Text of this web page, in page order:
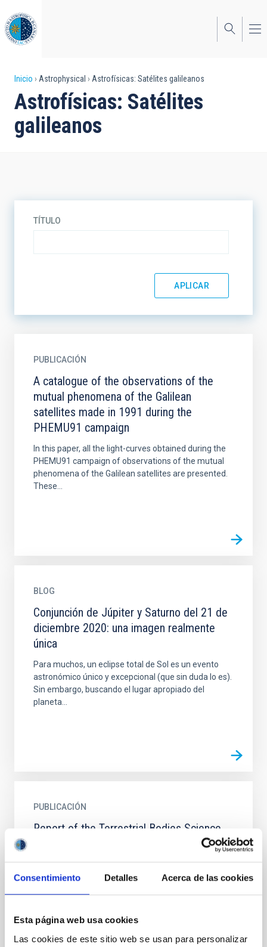
Consentimiento Detalles Acerca de las cookies
Esta página web usa cookies
Las cookies de este sitio web se usan para personalizar
al
contenido
principal
Sobrescribir
enlaces
de
Inicio Astrophysical Astrofísicas: Satélites galileanos
Astrofísicas: Satélites
galileanos
TÍTULO
PUBLICACIÓN
A catalogue of the observations of the
mutual phenomena of the Galilean
satellites made in 1991 during the
PHEMU91 campaign
In this paper, all the light-curves obtained during the
PHEMU91 campaign of observations of the mutual
phenomena of the Galilean satellites are presented.
These...
BLOG
Conjunción de Júpiter y Saturno del 21 de
diciembre 2020: una imagen realmente
única
Para muchos, un eclipse total de Sol es un evento
astronómico único y excepcional (que sin duda lo es).
Sin embargo, buscando el lugar apropiado del
planeta...
PUBLICACIÓN
Report of the Terrestrial Bodies Science
Working Group. Volume 7: The Galilean
satellites
The formational and evolutionary history of natural
satellites, their mineralogical composition and other